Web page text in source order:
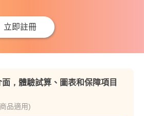
立即註冊
，體驗試算、圖表和保障項目
品適用)